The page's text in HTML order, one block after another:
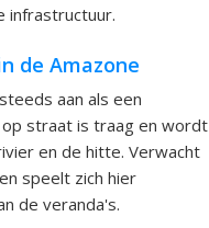
infrastructuur.
de Amazone
aan als een
straat is traag en wordt
en de hitte. Verwacht
speelt zich hier
de veranda's.